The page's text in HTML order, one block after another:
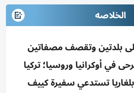
الخلاصه
بلدتين وتقصف مصفاتين
في أوكرانيا وروسيا؛ تركيا
تستدعي سفيرة كييف